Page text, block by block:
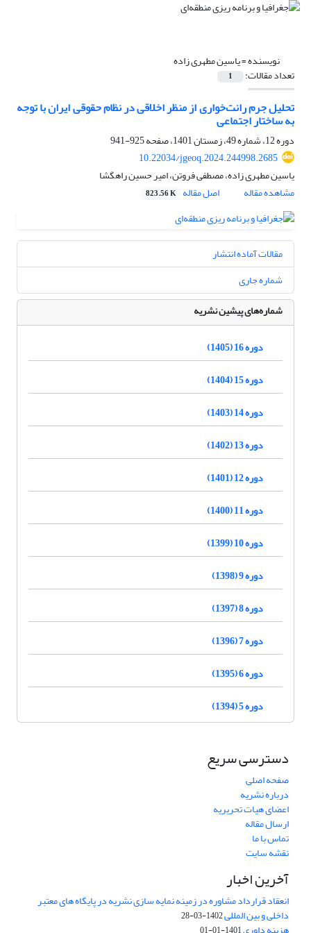
نویسنده =یاسین مطهری زاده
تعداد مقالات: 1
تحلیل جرم رانت‌خواری از منظر اخلاقی در نظام حقوقی ایران با توجه
به ساختار اجتماعی
دوره 12، شماره 49، زمستان 1401، صفحه
925-941
10.22034/jgeoq.2024.244998.2685
یاسین مطهری زاده، مصطفی فروتن، امیر حسین راهگشا
مشاهده مقاله
اصل مقاله 823.56 K
مقالات آماده انتشار
شماره جاری
شماره‌های پیشین نشریه
دوره 16 (1405)
دوره 15 (1404)
دوره 14 (1403)
دوره 13 (1402)
دوره 12 (1401)
دوره 11 (1400)
دوره 10 (1399)
دوره 9 (1398)
دوره 8 (1397)
دوره 7 (1396)
دوره 6 (1395)
دوره 5 (1394)
دسترسی سریع
صفحه اصلی
درباره نشریه
اعضای هیات تحریریه
ارسال مقاله
تماس با ما
نقشه سایت
آخرین اخبار
انعقاد قرارداد مشاوره در زمینه نمایه سازی نشریه در پایگاه های معتبر
داخلی و بین المللی1402-03-28